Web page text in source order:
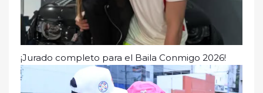
¡Jurado completo para el Baila Conmigo 2026!